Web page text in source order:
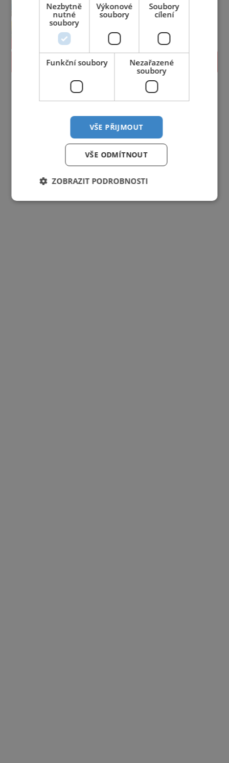
PROLISTOVAT
Nezbytně
nutné
soubory
Výkonové
soubory
Soubory
cílení
Funkční soubory
Nezařazené
soubory
VŠE PŘIJMOUT
VŠE ODMÍTNOUT
ZOBRAZIT PODROBNOSTI